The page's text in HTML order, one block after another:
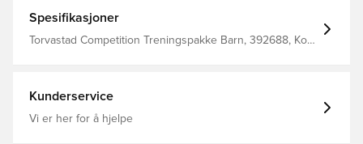
Spesifikasjoner
Torvastad Competition Treningspakke Barn, 392688, Kort,
Kunderservice
Vi er her for å hjelpe